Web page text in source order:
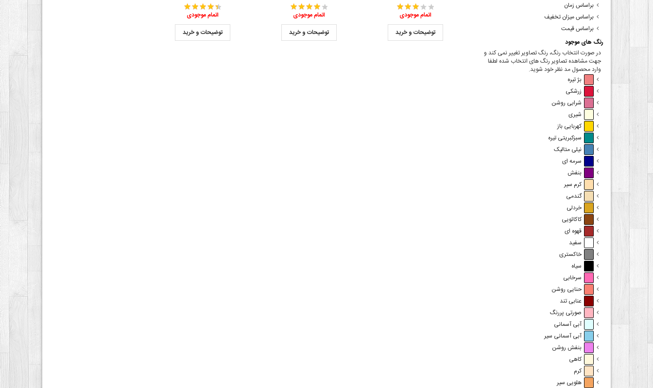
اتمام موجودی
توضیحات و خرید
اتمام موجودی
توضیحات و خرید
اتمام موجودی
توضیحات و خرید
براساس زمان
براساس میزان تخفیف
براساس قیمت
رنگ های موجود
در صورت انتخاب رنگ، رنگ تصاویر تغییر نمی کند و
جهت مشاهده تصاویر رنگ های انتخاب شده لطفا
وارد محصول مد نظر خود شوید.
بژ تیره
زرشکی
شرابی روشن
شیری
کهربایی باز
سبزکبریتی تیره
نیلی متالیک
سرمه ای
بنفش
کرم سیر
گندمی
خردلی
کاکائویی
قهوه ای
سفید
خاکستری
سیاه
سرخابی
حنایی روشن
عنابی تند
صورتی پررنگ
آبی آسمانی
آبی آسمانی سیر
بنفش روشن
کاهی
کرم
هلویی سیر